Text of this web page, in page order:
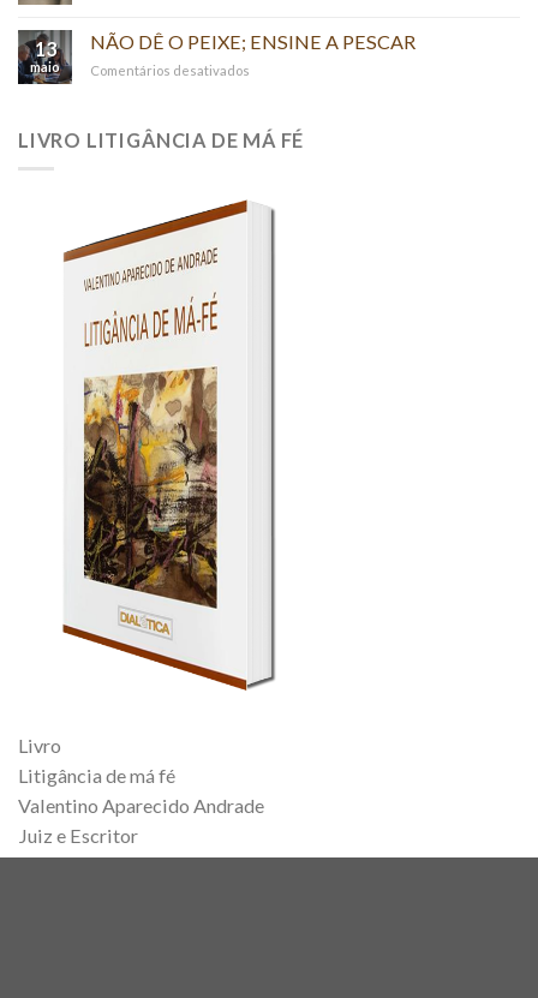
(“PER
Judicial
13
maio
NÃO DÊ O PEIXE; ENSINE A PESCAR
Comentários desativados
O
LIVRO LITIGÂNCIA DE MÁ FÉ
Livro
Litigância de má fé
Valentino Aparecido Andrade
Juiz e Escritor